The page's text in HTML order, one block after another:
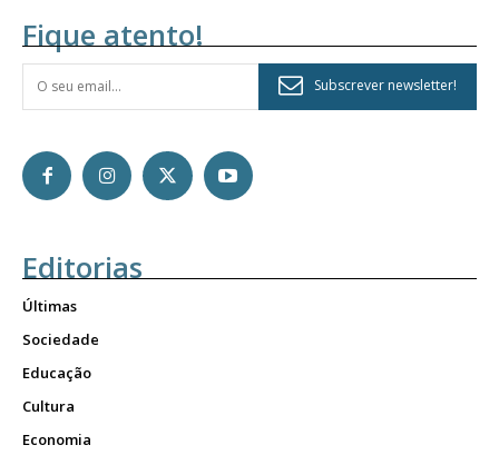
Fique atento!
Subscrever newsletter!
Editorias
Últimas
Sociedade
Educação
Cultura
Economia